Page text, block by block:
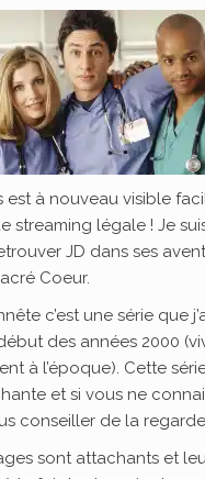
est à nouveau visible
streaming légale ! Je
JD dans ses
Coeur.
c’est une série que
des années 2000
à l’époque). Cette
et si vous ne
conseiller de la
sont attachants et